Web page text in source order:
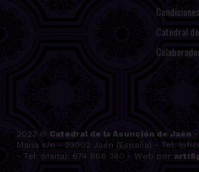
Catedral
2023 © Catedral de la Asunción de Jaén
María s/n - 23002 Jaén (España) - Tel.
- Tel. (visita): 674 986 340 - Web por